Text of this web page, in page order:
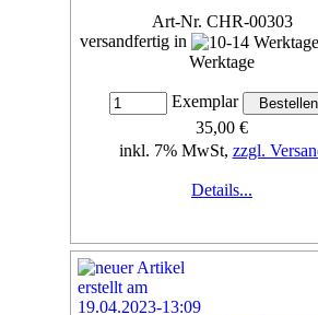
Art-Nr. CHR-00303
versandfertig in
Werktage
Exemplar
35,00 €
inkl. 7% MwSt, zzgl.
Details...